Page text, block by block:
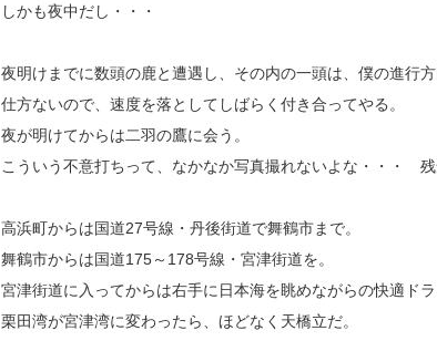
しかも夜中だし・・・
夜明けまでに数頭の鹿と遭遇し、その内の一頭は、僕の進行方
仕方ないので、速度を落としてしばらく付き合ってやる。
夜が明けてからは二羽の鷹に会う。
こういう不意打ちって、なかなか写真撮れないよな・・・ 残
高浜町からは国道27号線・丹後街道で舞鶴市まで。
舞鶴市からは国道175～178号線・宮津街道を。
宮津街道に入ってからは右手に日本海を眺めながらの快適ドラ
栗田湾が宮津湾に変わったら、ほどなく天橋立だ。